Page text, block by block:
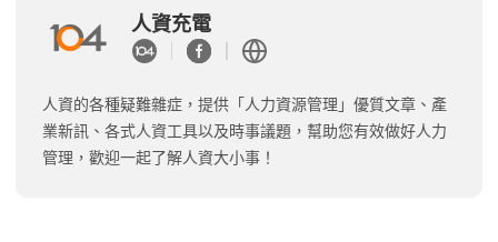
人資充電
人資的各種疑難雜症，提供「人力資源管理」優質文章、產
業新訊、各式人資工具以及時事議題，幫助您有效做好人力
管理，歡迎一起了解人資大小事！